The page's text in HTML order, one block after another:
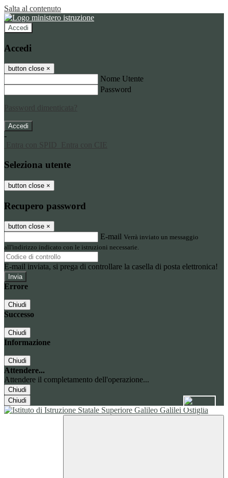
Salta al contenuto
Accedi
Accedi
button close ×
Nome Utente
Password
Password dimenticata?
-
Entra con SPID
Entra con CIE
Seleziona utente
button close ×
Recupero password
button close ×
E-mail Verrà inviato un messaggio
all'indirizzo indicato con le istruzioni necessarie.
E-mail inviata, si prega di controllare la casella di posta elettronica!
Errore
Chiudi
Successo
Chiudi
Informazione
Chiudi
Attendere...
Attendere il completamento dell'operazione...
Chiudi
Chiudi